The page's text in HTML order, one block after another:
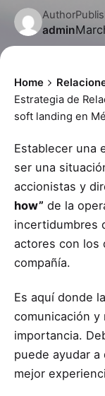
Author
admin
Home
Estrategia de
soft landing en
Establecer una
ser una
accionistas y
how” de la
incertidumbres
actores con los
compañía.
Es aquí donde
comunicación y
importancia.
puede ayudar
mejor